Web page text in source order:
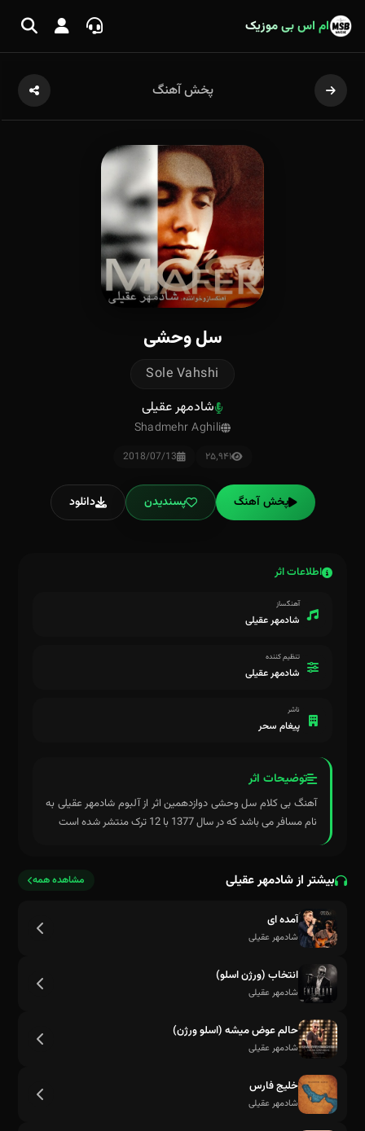
ام اس بی موزیک
پخش آهنگ
سل وحشی
Sole Vahshi
شادمهر عقیلی
Shadmehr Aghili
۲۵٬۹۴۱ 2018/07/13
پخش آهنگ پسندیدن دانلود
اطلاعات اثر
آهنگساز
شادمهر عقیلی
تنظیم کننده
شادمهر عقیلی
ناشر
پیغام سحر
توضیحات اثر
آهنگ بی کلام سل وحشی دوازدهمین اثر از آلبوم شادمهر عقیلی به
نام مسافر می باشد که در سال 1377 با 12 ترک منتشر شده است
بیشتر از شادمهر عقیلی مشاهده همه
آمده ای
شادمهر عقیلی
انتخاب (ورژن اسلو)
شادمهر عقیلی
حالم عوض میشه (اسلو ورژن)
شادمهر عقیلی
خلیج فارس
شادمهر عقیلی